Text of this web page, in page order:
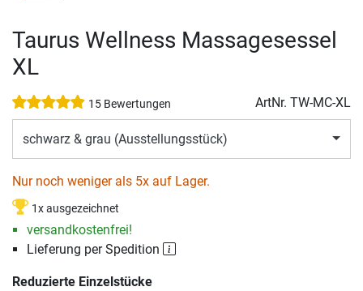
Taurus Wellness Massagesessel
XL
15 Bewertungen ArtNr. TW-MC-XL
schwarz & grau (Ausstellungsstück)
Nur noch weniger als 5x auf Lager.
1x ausgezeichnet
versandkostenfrei!
Lieferung per Spedition
Reduzierte Einzelstücke